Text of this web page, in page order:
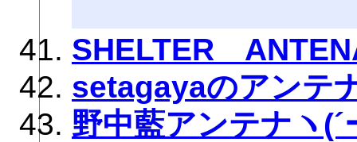
SHELTER
setagayaのアンテ
野中藍アンテナヽ(´